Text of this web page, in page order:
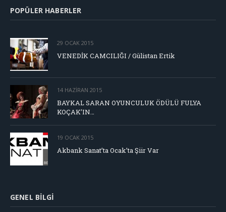
POPÜLER HABERLER
29 OCAK 2015
VENEDİK CAMCILIĞI / Gülistan Ertik
14 HAZIRAN 2015
BAYKAL SARAN OYUNCULUK ÖDÜLÜ FULYA
KOÇAK’IN…
19 OCAK 2015
Akbank Sanat’ta Ocak’ta Şiir Var
GENEL BILGI